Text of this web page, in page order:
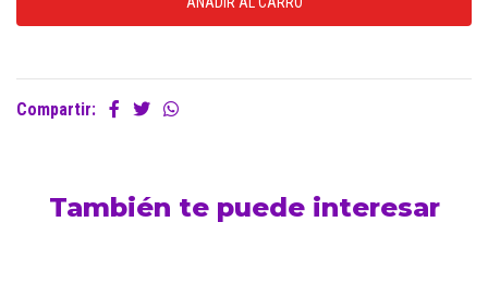
Compartir:
También te puede interesar